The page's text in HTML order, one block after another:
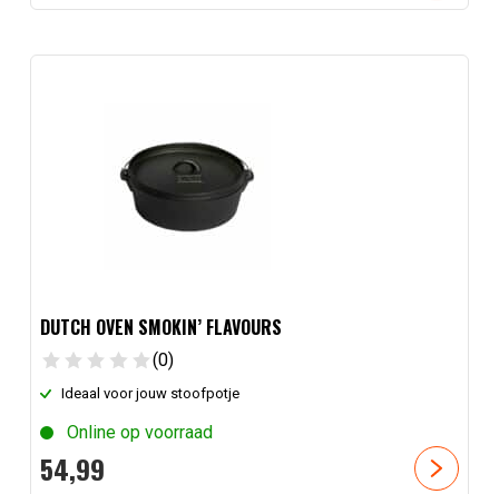
DUTCH OVEN SMOKIN’ FLAVOURS
(0)
Ideaal voor jouw stoofpotje
Online op voorraad
54,99